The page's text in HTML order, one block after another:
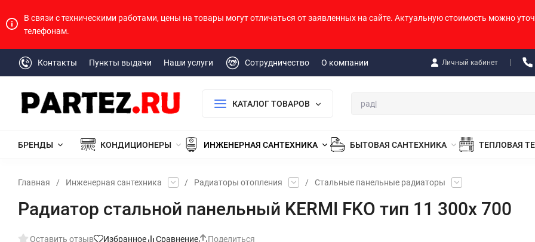
В связи с техническими работами, цены на товары могут отличаться от заявленных на сайте. Актуальную стоимость можно
телефонам.
Контакты Пункты выдачи Наши услуги Сотрудничество О компании Личный кабинет
КАТАЛОГ ТОВАРОВ
БРЕНДЫ КОНДИЦИОНЕРЫ ИНЖЕНЕРНАЯ САНТЕХНИКА БЫТОВАЯ САНТЕХНИКА ТЕПЛОВАЯ
Главная / Инженерная сантехника / Радиаторы отопления / Стальные панельные радиаторы
Радиатор стальной панельный KERMI FKO тип 11 300х 700
Оставить отзыв Избранное Сравнение Поделиться